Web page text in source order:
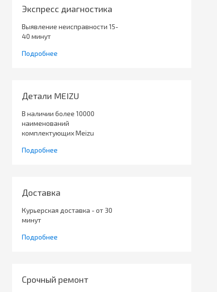
Экспресс диагностика
Выявление неисправности 15-
40 минут
Подробнее
Детали MEIZU
В наличии более 10000
наименований
комплектующих Meizu
Подробнее
Доставка
Курьерская доставка - от 30
минут
Подробнее
Срочный ремонт